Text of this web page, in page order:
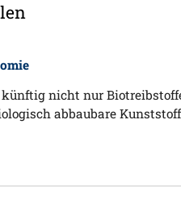
nicht nur
abbaubare